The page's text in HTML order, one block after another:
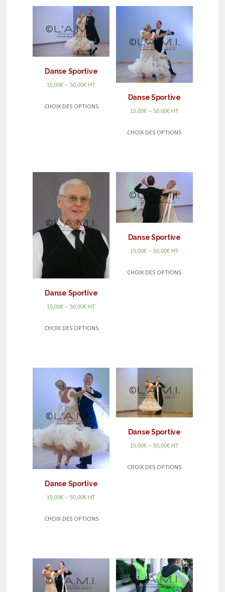
Danse Sportive
15,00€ –50,00€ HT
CHOIX DES OPTIONS
Danse Sportive
15,00€– 50,00€ HT
CHOIX DES OPTIONS
Danse Sportive
15,00€ –50,00€ HT
CHOIX DES OPTIONS
Danse Sportive
15,00€– 50,00€ HT
CHOIX DES OPTIONS
Danse Sportive
15,00€ –50,00€ HT
CHOIX DES OPTIONS
Danse Sportive
15,00€– 50,00€ HT
CHOIX DES OPTIONS